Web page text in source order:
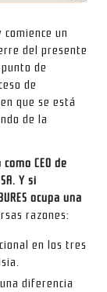
comience un
del presente
de
de
que se está
de la
CEO de
Y si
ocupa una
razones:
en los tres
diferencia